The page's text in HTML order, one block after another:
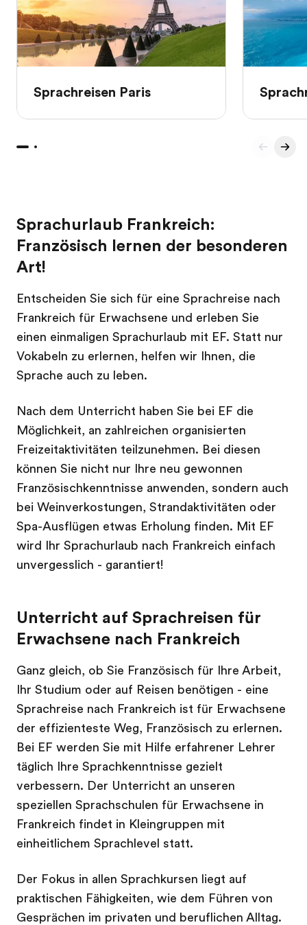
Sprachreisen Paris
Sprachurlaub Frankreich:
Französisch lernen der besonderen
Art!
Entscheiden Sie sich für eine Sprachreise nach
Frankreich für Erwachsene und erleben Sie
einen einmaligen Sprachurlaub mit EF. Statt nur
Vokabeln zu erlernen, helfen wir Ihnen, die
Sprache auch zu leben.
Nach dem Unterricht haben Sie bei EF die
Möglichkeit, an zahlreichen organisierten
Freizeitaktivitäten teilzunehmen. Bei diesen
können Sie nicht nur Ihre neu gewonnen
Französischkenntnisse anwenden, sondern auch
bei Weinverkostungen, Strandaktivitäten oder
Spa-Ausflügen etwas Erholung finden. Mit EF
wird Ihr Sprachurlaub nach Frankreich einfach
unvergesslich - garantiert!
Unterricht auf Sprachreisen für
Erwachsene nach Frankreich
Ganz gleich, ob Sie Französisch für Ihre Arbeit,
Ihr Studium oder auf Reisen benötigen - eine
Sprachreise nach Frankreich ist für Erwachsene
der effizienteste Weg, Französisch zu erlernen.
Bei EF werden Sie mit Hilfe erfahrener Lehrer
täglich Ihre Sprachkenntnisse gezielt
verbessern. Der Unterricht an unseren
speziellen Sprachschulen für Erwachsene in
Frankreich findet in Kleingruppen mit
einheitlichem Sprachlevel statt.
Der Fokus in allen Sprachkursen liegt auf
praktischen Fähigkeiten, wie dem Führen von
Gesprächen im privaten und beruflichen Alltag.